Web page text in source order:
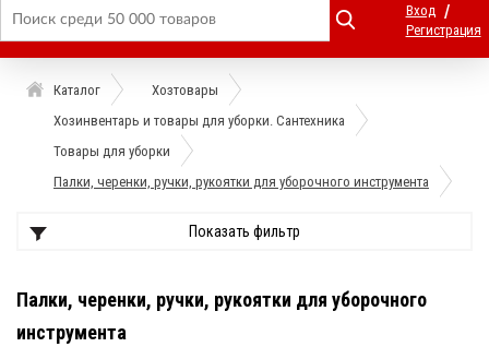
Вход /
Регистрация
Каталог
Хозтовары
Хозинвентарь и товары для уборки. Сантехника
Товары для уборки
Палки, черенки, ручки, рукоятки для уборочного инструмента
Показать фильтр
Палки, черенки, ручки, рукоятки для уборочного
инструмента